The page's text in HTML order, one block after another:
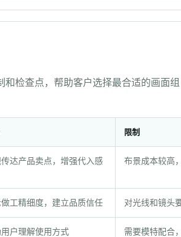
检查点，帮助客户选择最合适的画面组
限制
达产品卖点，增强代入感 布景成本较高
工精细度，建立品质信任 对光线和镜头
户理解使用方式 需要模特配合